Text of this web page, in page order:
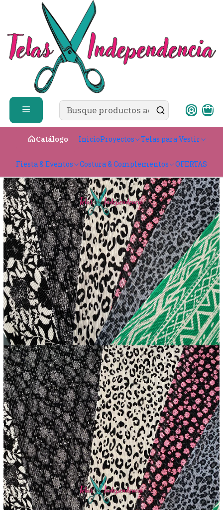
Catálogo InicioProyectos Telas para Vestir
Fiesta & Eventos Costura & Complementos OFERTAS
✨ ¿Cómo comprar?
Telas para Vestir
Plisado
Plisado Diseño